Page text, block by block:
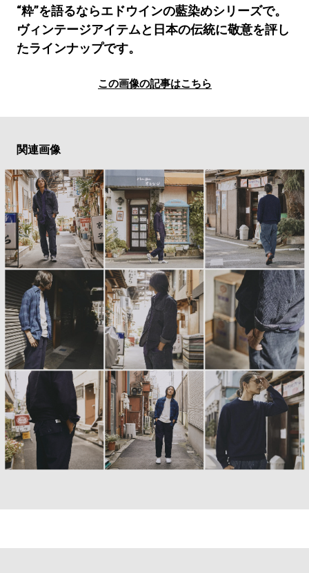
#ととけん #FASHION #MUSIC #MOVIE
#LIFESTYLE #SNEAKER #OUTDOOR
“粋”を語るならエドウインの藍染めシリーズで。
ヴィンテージアイテムと日本の伝統に敬意を評し
たラインナップです。
この画像の記事はこちら
関連画像